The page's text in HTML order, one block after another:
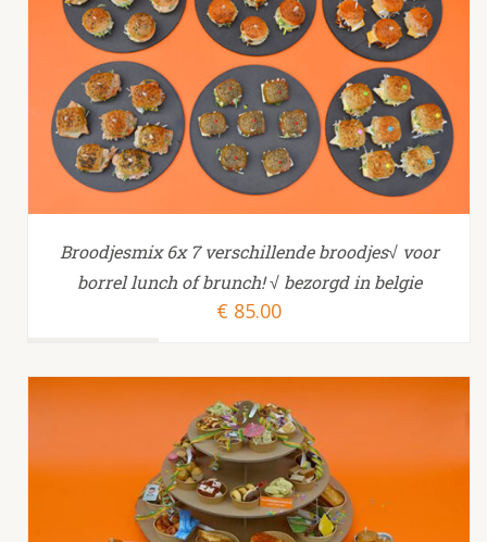
TOEVOEGEN AAN WINKELWAGEN /
Broodjesmix 6x 7 verschillende broodjes√ voor
borrel lunch of brunch! √ bezorgd in belgie
€ 85.00
TOEVOEGEN AAN WINKELWAGEN